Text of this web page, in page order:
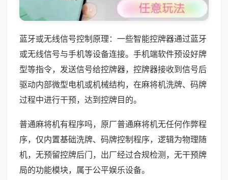
蓝牙或无线信号控制原理：一些智能控牌器通过蓝牙
或无线信号与手机等设备连接。手机端软件预设好牌
型等指令，发送信号给控牌器，控牌器接收到信号后
驱动内部微型电机或机械结构，在麻将机洗牌、码牌
过程中进行干预，达到控牌目的。
普通麻将机有程序吗，原厂普通麻将机无任何作弊程
序，仅内置基础洗牌、码牌控制程序，逻辑为物理随
机，无预留控牌后门，出厂经过合规检测，无干预牌
局的功能模块，属于公平娱乐设备。